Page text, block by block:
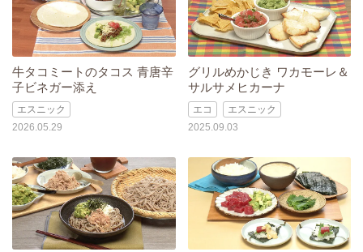
牛タコミートのタコス 青唐辛
子ビネガー添え
エスニック
2026.05.29
グリルめかじき ワカモーレ＆
サルサメヒカーナ
エコ
エスニック
2025.09.03